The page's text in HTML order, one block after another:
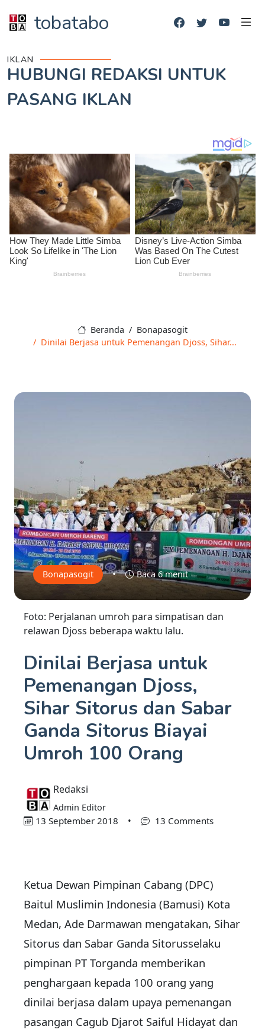
tobatabo
IKLAN
HUBUNGI REDAKSI UNTUK
PASANG IKLAN
Beranda
Bonapasogit
Dinilai Berjasa untuk Pemenangan Djoss, Sihar...
Bonapasogit • Baca 6 menit
Foto: Perjalanan umroh para simpatisan dan
relawan Djoss beberapa waktu lalu.
Dinilai Berjasa untuk
Pemenangan Djoss,
Sihar Sitorus dan Sabar
Ganda Sitorus Biayai
Umroh 100 Orang
Redaksi
Admin Editor
13 September 2018 • 13 Comments
Ketua Dewan Pimpinan Cabang (DPC)
Baitul Muslimin Indonesia (Bamusi) Kota
Medan, Ade Darmawan mengatakan, Sihar
Sitorus dan Sabar Ganda Sitorusselaku
pimpinan PT Torganda memberikan
penghargaan kepada 100 orang yang
dinilai berjasa dalam upaya pemenangan
pasangan Cagub Djarot Saiful Hidayat dan